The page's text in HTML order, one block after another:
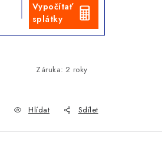
Vypočítať
splátky
Záruka: 2 roky
Hlídat Sdílet